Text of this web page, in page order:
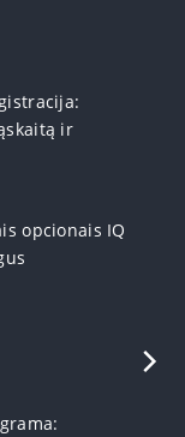
ir
opcionais IQ